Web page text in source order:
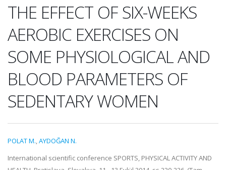
THE EFFECT OF SIX-WEEKS
AEROBIC EXERCISES ON
SOME PHYSIOLOGICAL AND
BLOOD PARAMETERS OF
SEDENTARY WOMEN
POLAT M.,AYDOĞAN N.
International scientific conference SPORTS, PHYSICAL ACTIVITY AND